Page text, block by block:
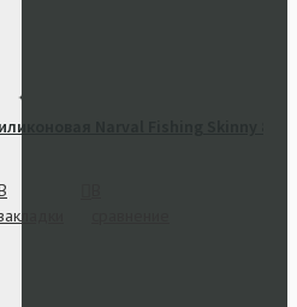
Narval Fishing Skinny 8 см